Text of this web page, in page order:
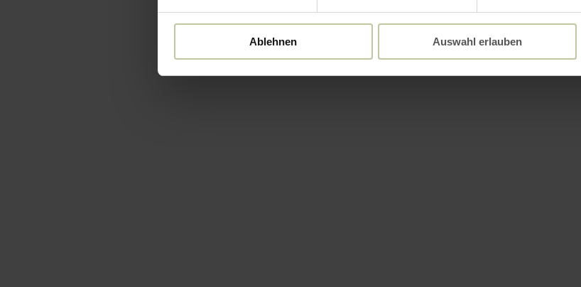
Ablehnen Auswahl erlauben